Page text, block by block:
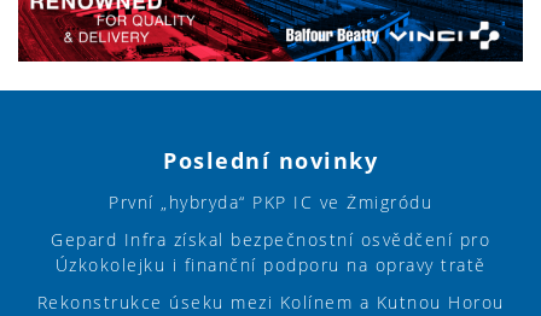
Poslední novinky
První „hybryda“ PKP IC ve Żmigródu
Gepard Infra získal bezpečnostní osvědčení pro
Úzkokolejku i finanční podporu na opravy tratě
Rekonstrukce úseku mezi Kolínem a Kutnou Horou